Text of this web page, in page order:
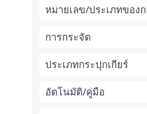
หมายเลข/ประเภทของ
การกระจัด
ประเภทกระปุกเกียร์
อัตโนมัติ/คู่มือ